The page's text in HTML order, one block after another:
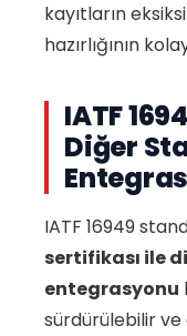
kayıtların
hazırlığının
IATF
Diğer
IATF 16949
sertifikası ile
entegrasyonu
sürdürülebilir